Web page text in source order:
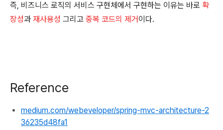
즉, 비즈니스 로직의 서비스 구현체에서 구현하는 이유는 바로 확
장성과 재사용성 그리고 중복 코드의 제거이다.
Reference
medium.com/webeveloper/spring-mvc-architecture-2
36235d48fa1